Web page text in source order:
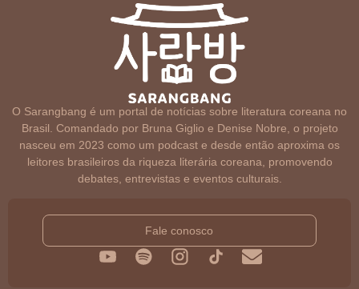
O Sarangbang é um portal de notícias sobre literatura coreana no
Brasil. Comandado por Bruna Giglio e Denise Nobre, o projeto
nasceu em 2023 como um podcast e desde então aproxima os
leitores brasileiros da riqueza literária coreana, promovendo
debates, entrevistas e eventos culturais.
Fale conosco